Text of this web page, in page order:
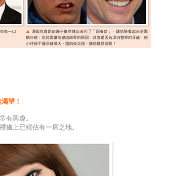
望！
有興趣。
儀上已經佔有一席之地。